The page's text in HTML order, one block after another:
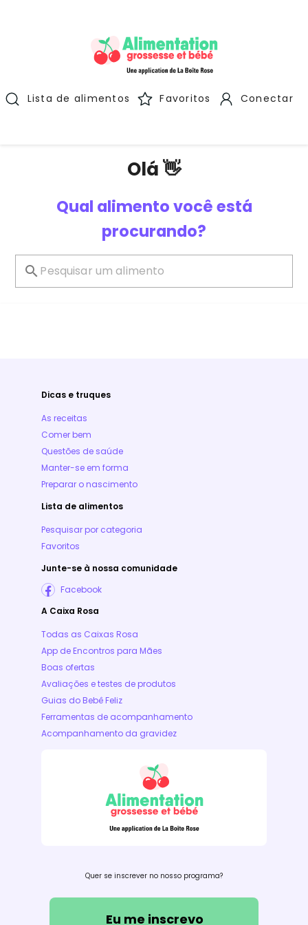
Lista de alimentos Favoritos Conectar
Olá 👋
Qual alimento você está
procurando?
Dicas e truques
As receitas
Comer bem
Questões de saúde
Manter-se em forma
Preparar o nascimento
Lista de alimentos
Pesquisar por categoria
Favoritos
Junte-se à nossa comunidade
Facebook
A Caixa Rosa
Todas as Caixas Rosa
App de Encontros para Mães
Boas ofertas
Avaliações e testes de produtos
Guias do Bebê Feliz
Ferramentas de acompanhamento
Acompanhamento da gravidez
Quer se inscrever no nosso programa?
Eu me inscrevo